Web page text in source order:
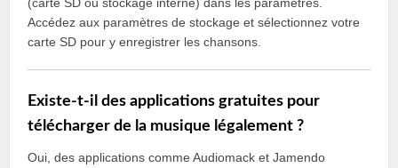
Accédez aux paramètres de stockage et sélectionnez votre
carte SD pour y enregistrer les chansons.
Existe-t-il des applications gratuites pour
télécharger de la musique légalement ?
Oui, des applications comme Audiomack et Jamendo